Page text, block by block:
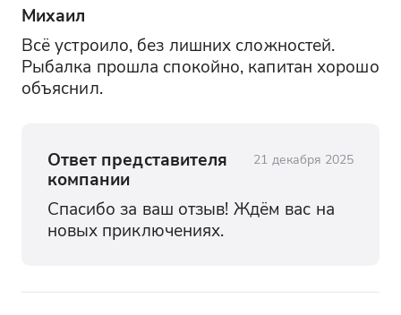
Михаил
Всё устроило, без лишних сложностей.
Рыбалка прошла спокойно, капитан хорошо
объяснил.
Ответ представителя
компании
21 декабря 2025
Спасибо за ваш отзыв! Ждём вас на
новых приключениях.